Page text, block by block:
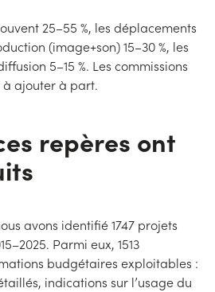
25–55 %, les déplacements
(image+son) 15–30 %, les
5–15 %. Les commissions
ajouter à part.
repères ont
avons identifié 1747 projets
Parmi eux, 1513
budgétaires exploitables :
indications sur l’usage du